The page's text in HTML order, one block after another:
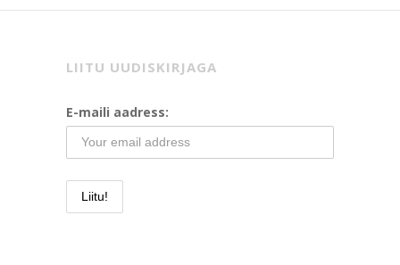
LIITU UUDISKIRJAGA
E-maili aadress: